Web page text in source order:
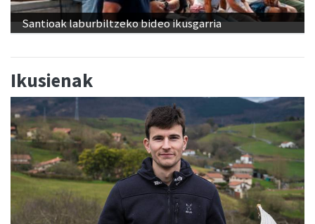
Santioak laburbiltzeko bideo ikusgarria
Ikusienak